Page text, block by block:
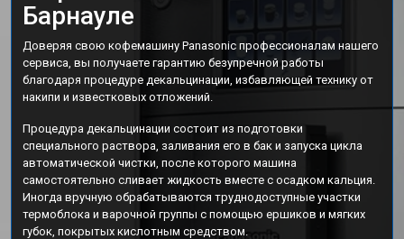
Барнауле
Доверяя свою кофемашину Panasonic профессионалам нашего
сервиса, вы получаете гарантию безупречной работы
благодаря процедуре декальцинации, избавляющей технику от
накипи и известковых отложений.
Процедура декальцинации состоит из подготовки
специального раствора, заливания его в бак и запуска цикла
автоматической чистки, после которого машина
самостоятельно сливает жидкость вместе с осадком кальция.
Иногда вручную обрабатываются труднодоступные участки
термоблока и варочной группы с помощью ершиков и мягких
губок, покрытых кислотным средством.